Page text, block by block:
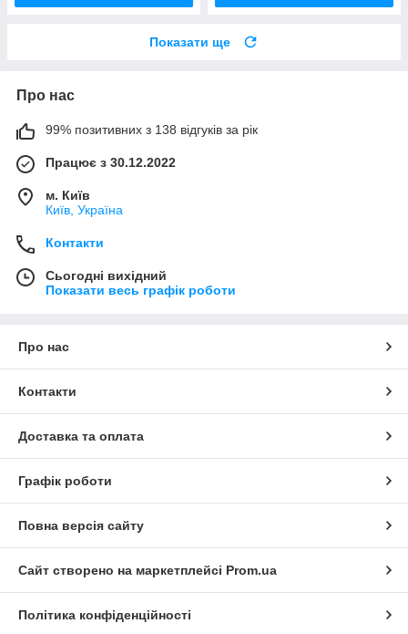
Показати ще
Про нас
99% позитивних з 138 відгуків за рік
Працює з 30.12.2022
м. Київ
Київ, Україна
Контакти
Сьогодні вихідний
Показати весь графік роботи
Про нас
Контакти
Доставка та оплата
Графік роботи
Повна версія сайту
Сайт створено на маркетплейсі Prom.ua
Політика конфіденційності